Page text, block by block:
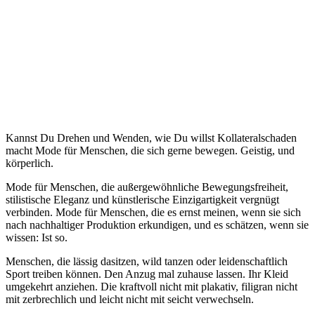
Kannst Du Drehen und Wenden, wie Du willst Kollateralschaden
macht Mode für Menschen, die sich gerne bewegen. Geistig, und
körperlich.
Mode für Menschen, die außergewöhnliche Bewegungsfreiheit,
stilistische Eleganz und künstlerische Einzigartigkeit vergnügt
verbinden. Mode für Menschen, die es ernst meinen, wenn sie sich
nach nachhaltiger Produktion erkundigen, und es schätzen, wenn sie
wissen: Ist so.
Menschen, die lässig dasitzen, wild tanzen oder leidenschaftlich
Sport treiben können. Den Anzug mal zuhause lassen. Ihr Kleid
umgekehrt anziehen. Die kraftvoll nicht mit plakativ, filigran nicht
mit zerbrechlich und leicht nicht mit seicht verwechseln.